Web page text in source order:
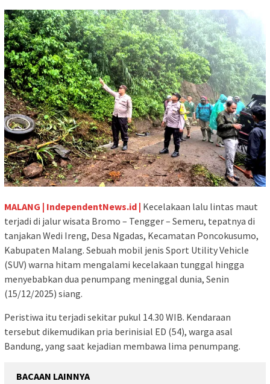
MALANG | IndependentNews.id | Kecelakaan lalu lintas maut
terjadi di jalur wisata Bromo – Tengger – Semeru, tepatnya di
tanjakan Wedi Ireng, Desa Ngadas, Kecamatan Poncokusumo,
Kabupaten Malang. Sebuah mobil jenis Sport Utility Vehicle
(SUV) warna hitam mengalami kecelakaan tunggal hingga
menyebabkan dua penumpang meninggal dunia, Senin
(15/12/2025) siang.
Peristiwa itu terjadi sekitar pukul 14.30 WIB. Kendaraan
tersebut dikemudikan pria berinisial ED (54), warga asal
Bandung, yang saat kejadian membawa lima penumpang.
BACAAN LAINNYA